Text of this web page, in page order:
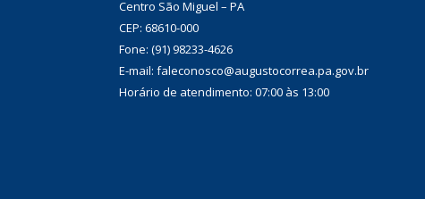
Centro São Miguel – PA
CEP: 68610-000
Fone: (91) 98233-4626
E-mail: faleconosco@augustocorrea.pa.gov.br
Horário de atendimento: 07:00 às 13:00